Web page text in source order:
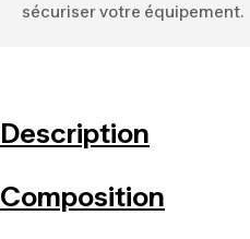
sécuriser votre équipement.
Description
Composition